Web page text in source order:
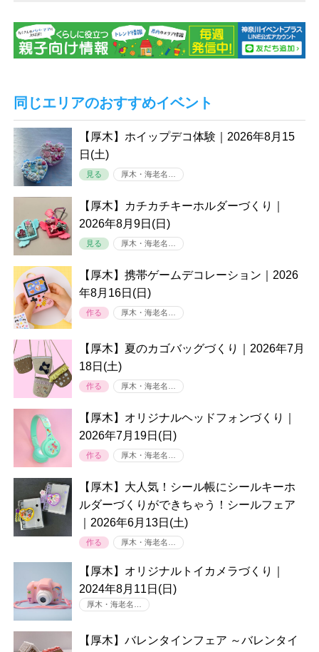
同じエリアのおすすめイベント
【厚木】ホイップデコ体験｜2026年8月15
日(土)
見る 厚木・海老名…
【厚木】カチカチキーホルダーづくり｜
2026年8月9日(日)
見る 厚木・海老名…
【厚木】携帯ゲームデコレーション｜2026
年8月16日(日)
作る 厚木・海老名…
【厚木】夏のカゴバッグづくり｜2026年7月
18日(土)
作る 厚木・海老名…
【厚木】オリジナルヘッドフォンづくり｜
2026年7月19日(日)
作る 厚木・海老名…
【厚木】大人気！シール帳にシールキーホ
ルダーづくりができちゃう！シールフェア
｜2026年6月13日(土)
作る 厚木・海老名…
【厚木】オリジナルトイカメラづくり｜
2024年8月11日(日)
厚木・海老名…
【厚木】バレンタインフェア ～バレンタイ